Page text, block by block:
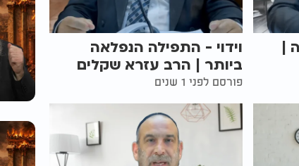
|
וידוי - התפילה הנפלאה
ביותר | הרב עזרא שקלים
פורסם לפני 1 שנים